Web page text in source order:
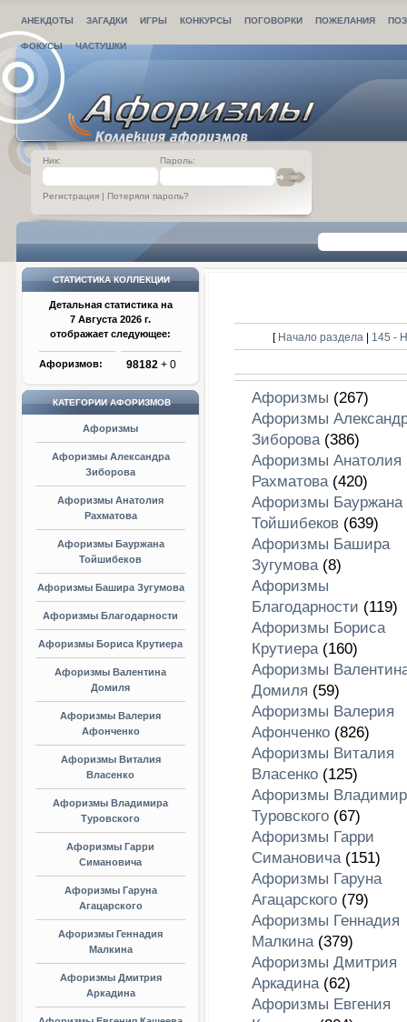
АНЕКДОТЫ ЗАГАДКИ ИГРЫ КОНКУРСЫ ПОГОВОРКИ ПОЖЕЛАНИЯ
ФОКУСЫ ЧАСТУШКИ
Ник: Пароль:
Регистрация | Потеряли пароль?
СТАТИСТИКА КОЛЛЕКЦИИ
Детальная статистика на
7 Августа 2026 г.
отображает следующее:
Афоризмов: 98182 + 0
КАТЕГОРИИ АФОРИЗМОВ
Афоризмы
Афоризмы Александра
Зиборова
Афоризмы Анатолия
Рахматова
Афоризмы Бауржана
Тойшибеков
Афоризмы Башира Зугумова
Афоризмы Благодарности
Афоризмы Бориса Крутиера
Афоризмы Валентина
Домиля
Афоризмы Валерия
Афонченко
Афоризмы Виталия
Власенко
Афоризмы Владимира
Туровского
Афоризмы Гарри
Симановича
Афоризмы Гаруна
Агацарского
Афоризмы Геннадия
Малкина
Афоризмы Дмитрия
Аркадина
[ Начало раздела | 145 -
Афоризмы (267)
Афоризмы
Зиборова(386)
Афоризмы Анатолия
Рахматова(420)
Афоризмы Бауржана
Тойшибеков(639)
Афоризмы Башира
Зугумова(8)
Афоризмы
Благодарности (119)
Афоризмы Бориса
Крутиера(160)
Афоризмы
Домиля (59)
Афоризмы Валерия
Афонченко(826)
Афоризмы Виталия
Власенко(125)
Афоризмы
Туровского(67)
Афоризмы Гарри
Симановича(151)
Афоризмы Гаруна
Агацарского(79)
Афоризмы Геннадия
Малкина(379)
Афоризмы Дмитрия
Аркадина(62)
Афоризмы Евгения